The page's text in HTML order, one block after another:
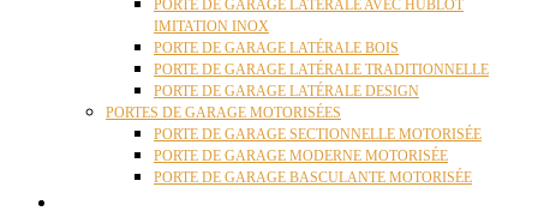
PORTE DE GARAGE LATÉRALE AVEC HUBLOT
IMITATION INOX
PORTE DE GARAGE LATÉRALE BOIS
PORTE DE GARAGE LATÉRALE TRADITIONNELLE
PORTE DE GARAGE LATÉRALE DESIGN
PORTES DE GARAGE MOTORISÉES
PORTE DE GARAGE SECTIONNELLE MOTORISÉE
PORTE DE GARAGE MODERNE MOTORISÉE
PORTE DE GARAGE BASCULANTE MOTORISÉE